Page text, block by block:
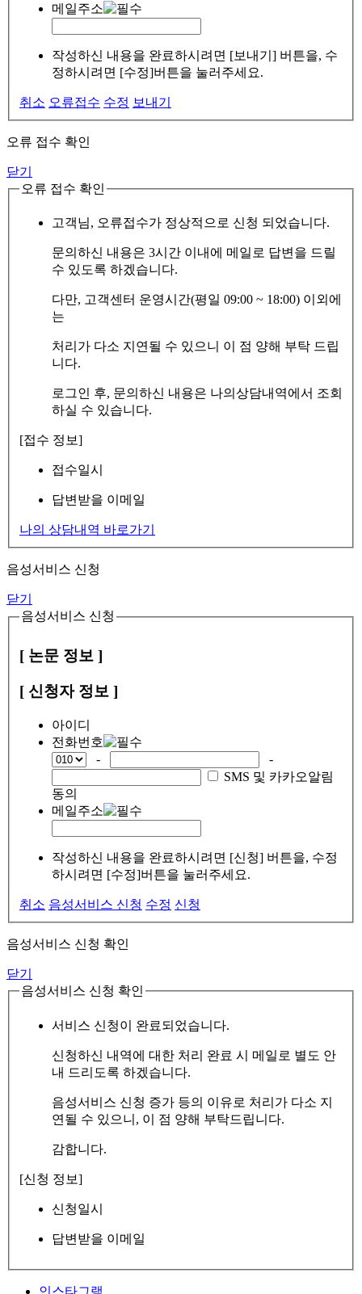
메일주소
작성하신 내용을 완료하시려면 [보내기] 버튼을, 수
정하시려면 [수정]버튼을 눌러주세요.
취소 오류접수 수정 보내기
오류 접수 확인
닫기
오류 접수 확인
고객님, 오류접수가 정상적으로 신청 되었습니다.
문의하신 내용은 3시간 이내에 메일로 답변을 드릴
수 있도록 하겠습니다.
다만, 고객센터 운영시간(평일 09:00 ~ 18:00) 이외에
는
처리가 다소 지연될 수 있으니 이 점 양해 부탁 드립
니다.
로그인 후, 문의하신 내용은 나의상담내역에서 조회
하실 수 있습니다.
[접수 정보]
접수일시
답변받을 이메일
나의 상담내역 바로가기
음성서비스 신청
닫기
음성서비스 신청
[ 논문 정보 ]
[ 신청자 정보 ]
아이디
전화번호
-
-
SMS 및 카카오알림
동의
메일주소
작성하신 내용을 완료하시려면 [신청] 버튼을, 수정
하시려면 [수정]버튼을 눌러주세요.
취소 음성서비스 신청 수정 신청
음성서비스 신청 확인
닫기
음성서비스 신청 확인
서비스 신청이 완료되었습니다.
신청하신 내역에 대한 처리 완료 시 메일로 별도 안
내 드리도록 하겠습니다.
음성서비스 신청 증가 등의 이유로 처리가 다소 지
연될 수 있으니, 이 점 양해 부탁드립니다.
감합니다.
[신청 정보]
신청일시
답변받을 이메일
인스타그램